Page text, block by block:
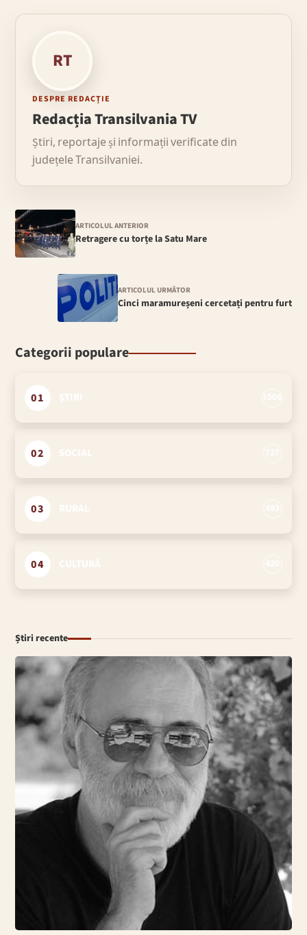
RT
DESPRE REDACȚIE
Redacția Transilvania TV
Știri, reportaje și informații verificate din
județele Transilvaniei.
ARTICOLUL ANTERIOR
Retragere cu torțe la Satu Mare
ARTICOLUL URMĂTOR
Cinci maramureșeni cercetați pentru furt
Categorii populare
01
02
03
04
Știri recente